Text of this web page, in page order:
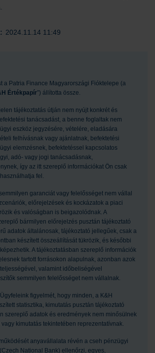
2024.11.14 11:49
a Patria Finance Magyarországi Fióktelepe (a
Értékpapír”) állította össze.
tájékoztatás útján nem nyújt konkrét és
tanácsadást, a benne foglaltak nem
eszköz jegyzésére, vételére, eladására
felhívásnak vagy ajánlatnak, befektetési
elemzésnek, befektetéssel kapcsolatos
adó- vagy jogi tanácsadásnak,
így az itt szereplő információkat Ön csak
fel.
garanciát vagy felelősséget nem vállal
előrejelzések és kockázatok a piaci
és valóságban is beigazolódnak. A
bármilyen előrejelzés pusztán tájékoztató
adatok általánosak, tájékoztató jellegűek, csak a
készített összeállítását tükrözik, és későbbi
A tájékoztatásban szereplő információk
tartott forrásokon alapulnak, azonban azok
valamint időbeliségével
semmilyen felelősséget nem vállalnak.
figyelmét, hogy minden, a K&H
statisztika, kimutatás pusztán tájékoztató
szereplő adatok és eredmények nem minősülnek
kimutatás tekintetében reprezentatívnak.
anyavállalata révén a cseh pénzügyi
National Bank) ellenőrzi, egyes,